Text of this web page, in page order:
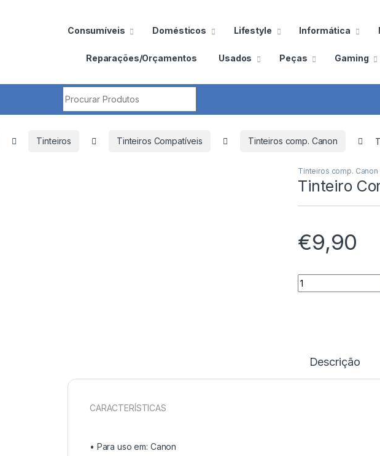
Consumíveis Domésticos Lifestyle Informática
Reparações/Orçamentos Usados Peças Gaming
Tinteiros Tinteiros Compatíveis Tinteiros comp. Canon
Tinteiros comp. Canon
Tinteiro
€9,90
Tinteiro Comp.
Descrição
CARACTERÍSTICAS
• Para uso em: Canon